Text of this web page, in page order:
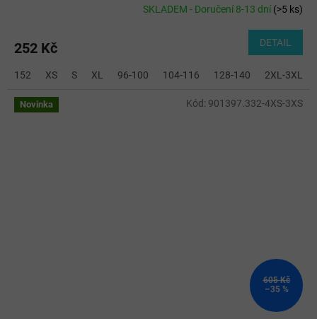
SKLADEM - Doručení 8-13 dní(>5 ks)
252 Kč DETAIL
152 XS S XL 96-100 104-116 128-140 2XL-3XL
Novinka
605 Kč
–35 %
Kód: 901397.332-4XS-3XS